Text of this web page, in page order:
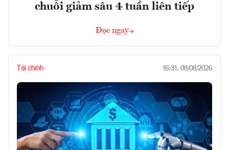
chuỗi giảm sâu 4 tuần liên tiếp
Đọc ngay
Tài chính 16:31, 08/08/2026